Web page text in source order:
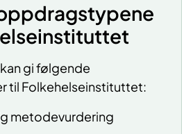
gi følgende
til Folkehelseinstituttet:
metodevurdering